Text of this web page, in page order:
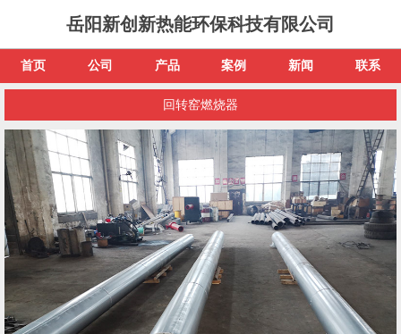
岳阳新创新热能环保科技有限公司
首页 公司 产品 案例 新闻 联系
回转窑燃烧器